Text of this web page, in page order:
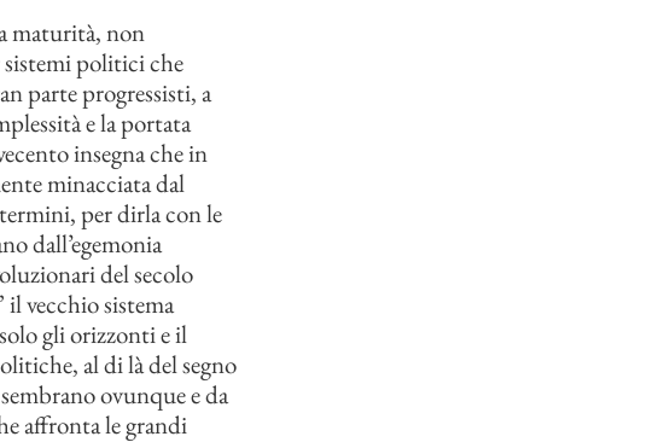
maturità, non
politici che
parte progressisti, a
e la portata
insegna che in
minacciata dal
per dirla con le
dall’egemonia
del secolo
il vecchio sistema
gli orizzonti e il
al di là del segno
ovunque e da
affronta le grandi